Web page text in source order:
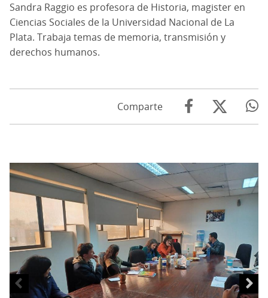
Sandra Raggio es profesora de Historia, magister en
Ciencias Sociales de la Universidad Nacional de La
Plata. Trabaja temas de memoria, transmisión y
derechos humanos.
Comparte